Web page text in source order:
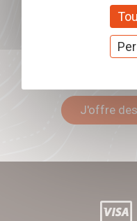
J'offre